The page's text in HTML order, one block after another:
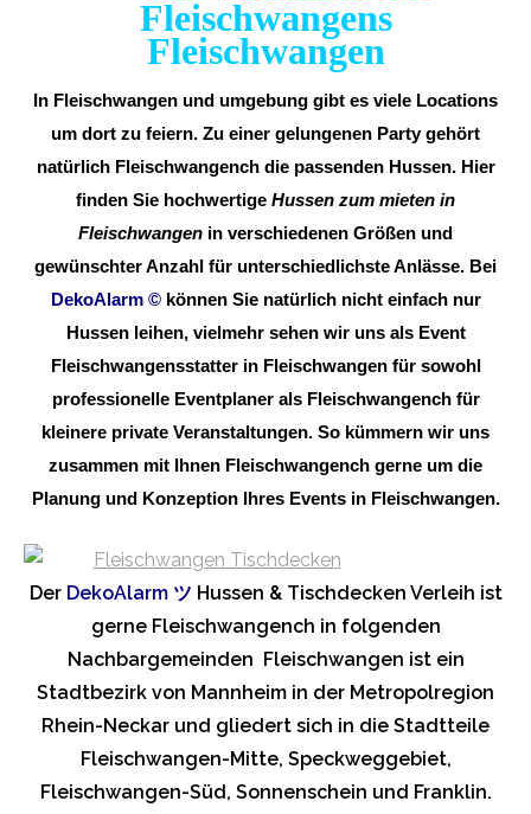
Fleischwangens
Fleischwangen
In Fleischwangen und umgebung gibt es viele Locations
um dort zu feiern. Zu einer gelungenen Party gehört
natürlich Fleischwangench die passenden Hussen. Hier
finden Sie hochwertige Hussen zum mieten in
Fleischwangen in verschiedenen Größen und
gewünschter Anzahl für unterschiedlichste Anlässe. Bei
DekoAlarm © können Sie natürlich nicht einfach nur
Hussen leihen, vielmehr sehen wir uns als Event
Fleischwangensstatter in Fleischwangen für sowohl
professionelle Eventplaner als Fleischwangench für
kleinere private Veranstaltungen. So kümmern wir uns
zusammen mit Ihnen Fleischwangench gerne um die
Planung und Konzeption Ihres Events in Fleischwangen.
Der DekoAlarm ツ Hussen & Tischdecken Verleih ist
gerne Fleischwangench in folgenden
Nachbargemeinden Fleischwangen ist ein
Stadtbezirk von Mannheim in der Metropolregion
Rhein-Neckar und gliedert sich in die Stadtteile
Fleischwangen-Mitte, Speckweggebiet,
Fleischwangen-Süd, Sonnenschein und Franklin.